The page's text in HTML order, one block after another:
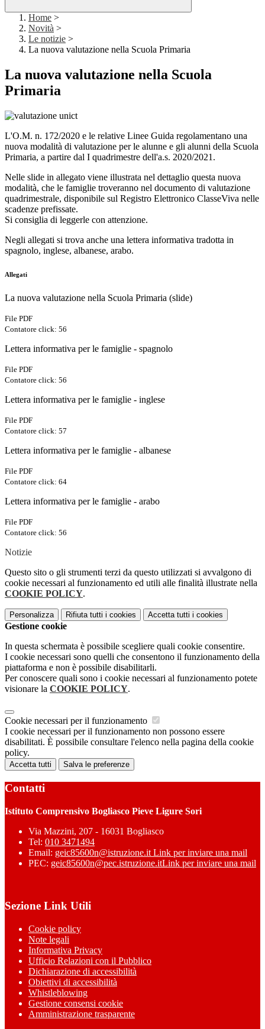
Home >
Novità >
Le notizie >
La nuova valutazione nella Scuola Primaria
La nuova valutazione nella Scuola
Primaria
L'O.M. n. 172/2020 e le relative Linee Guida regolamentano una
nuova modalità di valutazione per le alunne e gli alunni della Scuola
Primaria, a partire dal I quadrimestre dell'a.s. 2020/2021.
Nelle slide in allegato viene illustrata nel dettaglio questa nuova
modalità, che le famiglie troveranno nel documento di valutazione
quadrimestrale, disponibile sul Registro Elettronico ClasseViva nelle
scadenze prefissate.
Si consiglia di leggerle con attenzione.
Negli allegati si trova anche una lettera informativa tradotta in
spagnolo, inglese, albanese, arabo.
Allegati
La nuova valutazione nella Scuola Primaria (slide)
File PDF
Contatore click: 56
Lettera informativa per le famiglie - spagnolo
File PDF
Contatore click: 56
Lettera informativa per le famiglie - inglese
File PDF
Contatore click: 57
Lettera informativa per le famiglie - albanese
File PDF
Contatore click: 64
Lettera informativa per le famiglie - arabo
File PDF
Contatore click: 56
Notizie
Questo sito o gli strumenti terzi da questo utilizzati si avvalgono di
cookie necessari al funzionamento ed utili alle finalità illustrate nella
COOKIE POLICY.
Personalizza Rifiuta tutti i cookies Accetta tutti i cookies
Gestione cookie
In questa schermata è possibile scegliere quali cookie consentire.
I cookie necessari sono quelli che consentono il funzionamento della
piattaforma e non è possibile disabilitarli.
Per conoscere quali sono i cookie necessari al funzionamento potete
visionare la COOKIE POLICY.
Cookie necessari per il funzionamento
I cookie necessari per il funzionamento non possono essere
disabilitati. È possibile consultare l'elenco nella pagina della cookie
policy.
Accetta tutti Salva le preferenze
Contatti
Istituto Comprensivo Bogliasco Pieve Ligure Sori
Via Mazzini, 207 - 16031 Bogliasco
Tel: 010 3471494
Email: geic85600n@istruzione.it Link per inviare una mail
PEC: geic85600n@pec.istruzione.itLink per inviare una mail
Sezione Link Utili
Cookie policy
Note legali
Informativa Privacy
Ufficio Relazioni con il Pubblico
Dichiarazione di accessibilità
Obiettivi di accessibilità
Whistleblowing
Gestione consensi cookie
Amministrazione trasparente